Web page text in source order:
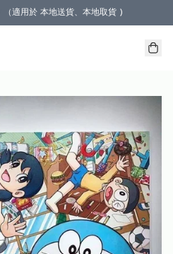
適用於 本地送貨、本地取貨 )